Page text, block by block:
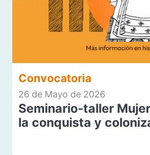
Convocatoria
26 de Mayo de 2026
Seminario-taller
la conquista y